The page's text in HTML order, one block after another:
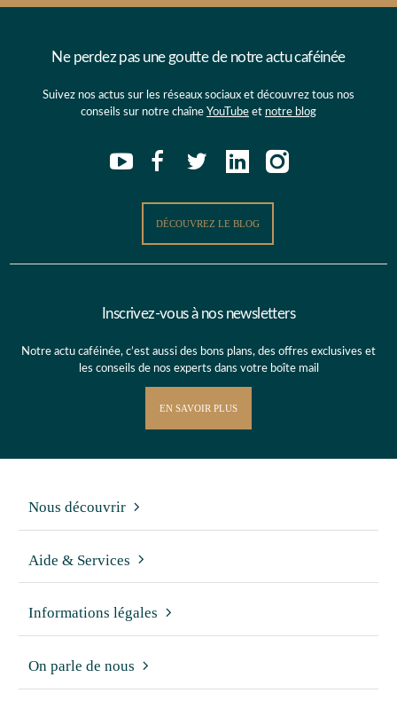
Ne perdez pas une goutte de notre actu caféinée
Suivez nos actus sur les réseaux sociaux et découvrez tous nos
conseils sur notre chaîne YouTube et notre blog
DÉCOUVREZ LE BLOG
Inscrivez-vous à nos newsletters
Notre actu caféinée, c’est aussi des bons plans, des offres exclusives et
les conseils de nos experts dans votre boîte mail
EN SAVOIR PLUS
Nous découvrir
Aide & Services
Informations légales
On parle de nous